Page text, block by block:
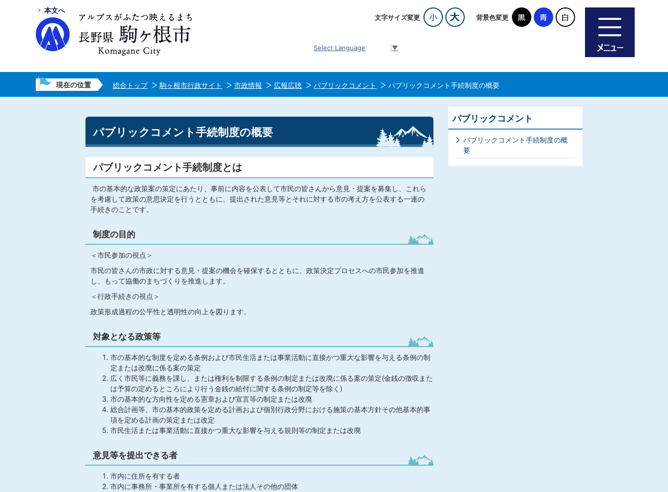
本文へ
文字サイズ変更 背景色変更
Select Language ▼
現在の位置 総合トップ 駒ヶ根市行政サイト 市政情報 広報広聴 パブリックコメント パブリックコメント手続制度の概要
パブリックコメント手続制度の概要
パブリックコメント手続制度とは
市の基本的な政策案の策定にあたり、事前に内容を公表して市民の皆さんから意見・提案を募集し、これら
を考慮して政策の意思決定を行うとともに、提出された意見等とそれに対する市の考え方を公表する一連の
手続きのことです。
制度の目的
＜市民参加の視点＞
市民の皆さんの市政に対する意見・提案の機会を確保するとともに、政策決定プロセスへの市民参加を推進
し、もって協働のまちづくりを推進します。
＜行政手続きの視点＞
政策形成過程の公平性と透明性の向上を図ります。
対象となる政策等
市の基本的な制度を定める条例および市民生活または事業活動に直接かつ重大な影響を与える条例の制
定または改廃に係る案の策定
広く市民等に義務を課し、または権利を制限する条例の制定または改廃に係る案の策定(金銭の徴収また
は予算の定めるところにより行う金銭の給付に関する条例の制定等を除く)
市の基本的な方向性を定める憲章および宣言等の制定または改廃
総合計画等、市の基本的政策を定める計画および個別行政分野における施策の基本方針その他基本的事
項を定める計画の策定または改定
市民生活または事業活動に直接かつ重大な影響を与える規則等の制定または改廃
意見等を提出できる者
市内に住所を有する者
市内に事務所・事業所を有する個人または法人その他の団体
パブリックコメント
パブリックコメント手続制度の概
要